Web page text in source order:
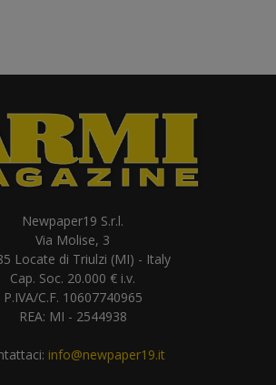
Newpaper19 S.r.l.
Via Molise, 3
Locate di Triulzi (MI) - Italy
Cap. Soc. 20.000 € i.v.
P.IVA/C.F. 10607740965
REA: MI - 2544938
info@newpaper19.it